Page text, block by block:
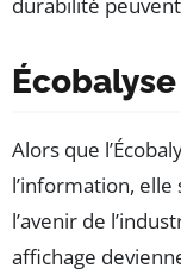
durabilité
Alors que
l’information,
l’avenir de
affichage